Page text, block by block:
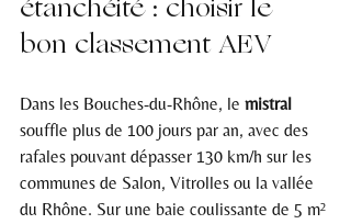
étanchéité : choisir le
bon classement AEV
Dans les Bouches-du-Rhône, le mistral
souffle plus de 100 jours par an, avec des
rafales pouvant dépasser 130 km/h sur les
communes de Salon, Vitrolles ou la vallée
du Rhône. Sur une baie coulissante de 5 m²